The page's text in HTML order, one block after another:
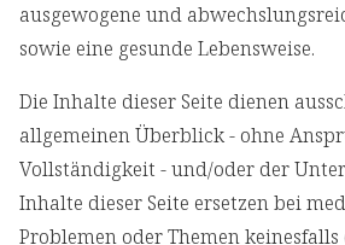
ausgewogene und
sowie eine gesunde Lebensweise.
Die Inhalte dieser Seite dienen
allgemeinen Überblick - ohne
Vollständigkeit - und/oder der
Inhalte dieser Seite ersetzen bei
Problemen oder Themen